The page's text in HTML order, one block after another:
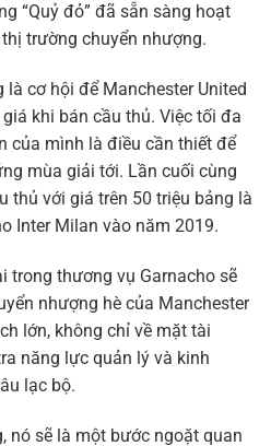
“Quỷ đỏ” đã sẵn sàng hoạt
trường chuyển nhượng.
cơ hội để Manchester United
khi bán cầu thủ. Việc tối đa
của mình là điều cần thiết để
mùa giải tới. Lần cuối cùng
thủ với giá trên 50 triệu bảng là
Inter Milan vào năm 2019.
trong thương vụ Garnacho sẽ
nhượng hè của Manchester
lớn, không chỉ về mặt tài
năng lực quản lý và kinh
lạc bộ.
nó sẽ là một bước ngoặt quan